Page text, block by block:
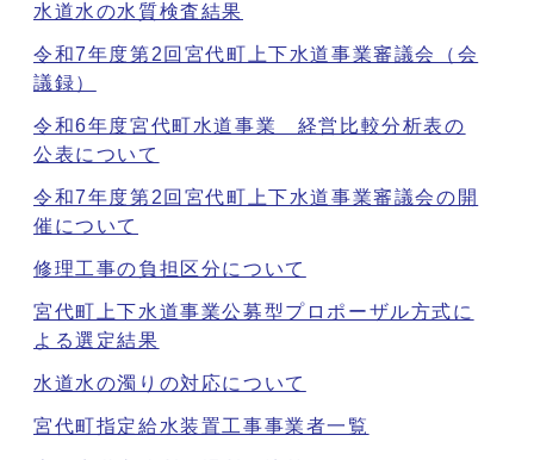
水道水の水質検査結果
令和7年度第2回宮代町上下水道事業審議会（会
議録）
令和6年度宮代町水道事業 経営比較分析表の
公表について
令和7年度第2回宮代町上下水道事業審議会の開
催について
修理工事の負担区分について
宮代町上下水道事業公募型プロポーザル方式に
よる選定結果
水道水の濁りの対応について
宮代町指定給水装置工事事業者一覧